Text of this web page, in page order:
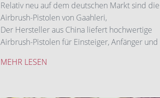
Relativ neu auf dem deutschen Markt sind die
Airbrush-Pistolen von Gaahleri,
Der Hersteller aus China liefert hochwertige
Airbrush-Pistolen für Einsteiger, Anfänger und
MEHR LESEN